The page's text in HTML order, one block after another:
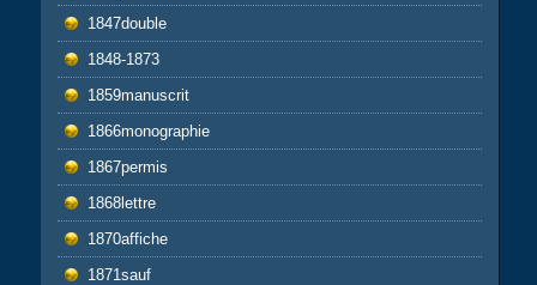
1847double
1848-1873
1859manuscrit
1866monographie
1867permis
1868lettre
1870affiche
1871sauf